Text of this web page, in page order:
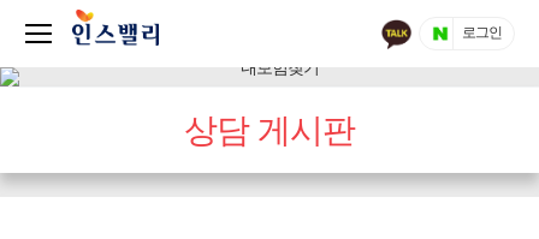
로그인
상담 게시판